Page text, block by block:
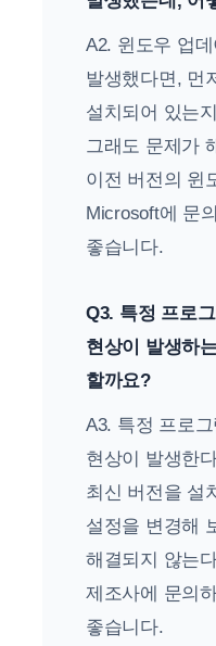
A2. 윈도우 업
발생했다면, 먼
설치되어 있는
그래도 문제가
이전 버전의 윈
Microsoft에 문
좋습니다.
Q3. 특정 프로
현상이 발생하
할까요?
A3. 특정 프로
현상이 발생한
최신 버전을 설
설정을 변경해
해결되지 않는
제조사에 문의
좋습니다.